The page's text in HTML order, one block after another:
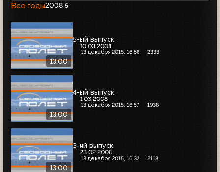
Все годы2008 5
13:00
5-ый выпуск
10.03.2008
13 декабря 2015, 16:58 2333
13:00
4-ый выпуск
1.03.2008
13 декабря 2015, 16:57 1938
13:00
3-ий выпуск
23.02.2008
13 декабря 2015, 16:32 2118